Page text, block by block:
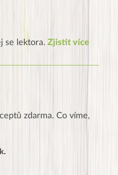
se lektora. Zjistit více
zdarma. Co víme,